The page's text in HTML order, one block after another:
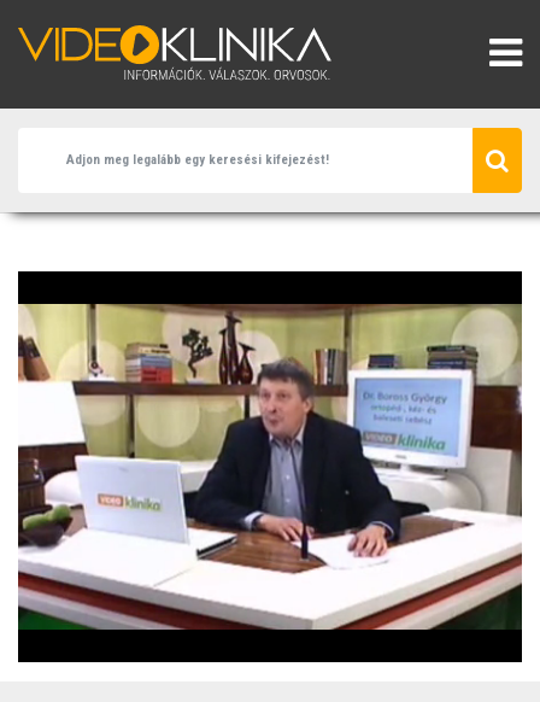
kikapcsolva
0%
0%